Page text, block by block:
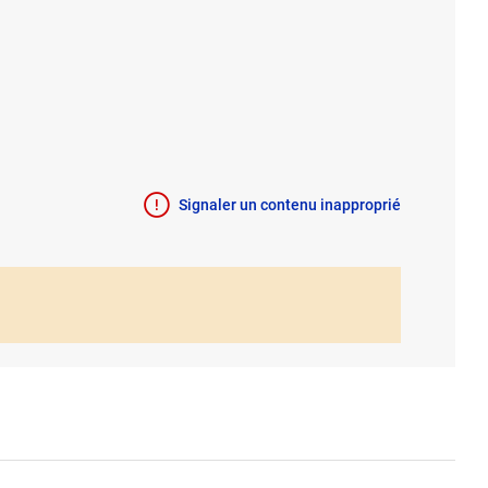
Signaler un contenu inapproprié